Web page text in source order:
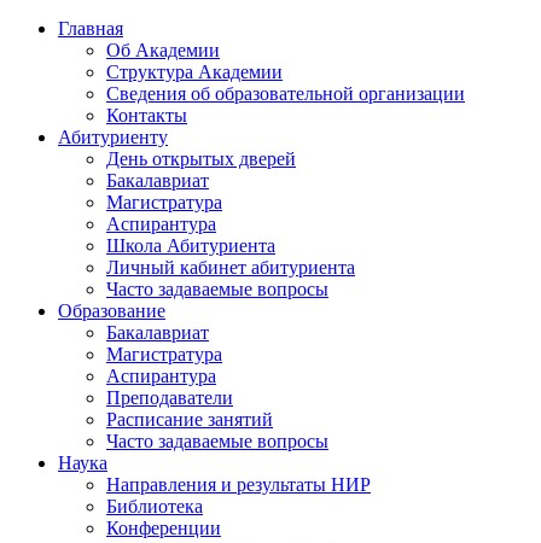
Главная
Об Академии
Структура Академии
Сведения об образовательной организации
Контакты
Абитуриенту
День открытых дверей
Бакалавриат
Магистратура
Аспирантура
Школа Абитуриента
Личный кабинет абитуриента
Часто задаваемые вопросы
Образование
Бакалавриат
Магистратура
Аспирантура
Преподаватели
Расписание занятий
Часто задаваемые вопросы
Наука
Направления и результаты НИР
Библиотека
Конференции